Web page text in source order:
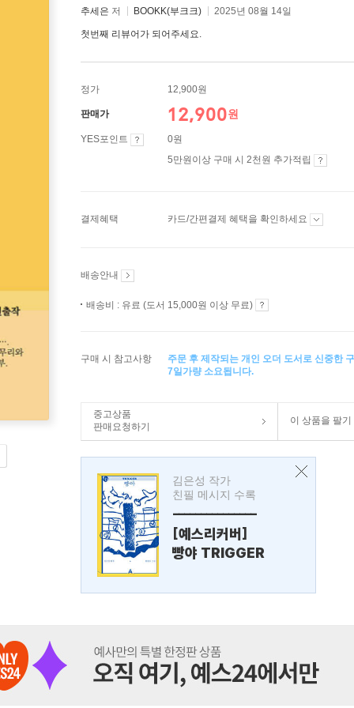
추세은 저 BOOKK(부크크) 2025년 08월 14일
첫번째 리뷰어가 되어주세요.
정가 12,900원
판매가 12,900원
YES포인트
0원
5만원이상 구매 시 2천원 추가적립
결제혜택 카드/간편결제 혜택을 확인하세요
배송안내
배송비 : 유료 (도서 15,000원 이상 무료)
구매 시 참고사항
주문 후 제작되는 개인 오더 도서로 신중한
7일가량 소요됩니다.
중고상품
판매요청하기
이 상품을 팔기
김은성 작가
친필 메시지 수록
---------------
[예스리커버]
빵야 TRIGGER